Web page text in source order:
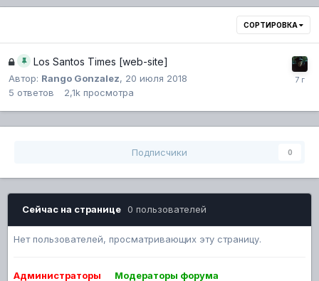
СОРТИРОВКА
Los Santos Times [web-site]
Автор: Rango Gonzalez, 20 июля 2018
5 ответов 2,1k просмотра
Подписчики 0
Сейчас на странице 0 пользователей
Нет пользователей, просматривающих эту страницу.
Администраторы Модераторы форума